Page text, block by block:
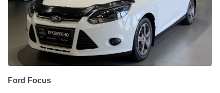
Ford Focus